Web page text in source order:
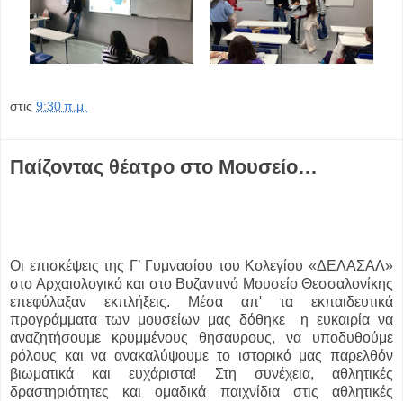
στις 9:30 π.μ.
Παίζοντας θέατρο στο Μουσείο…
Οι επισκέψεις της Γ’ Γυμνασίου του Κολεγίου «ΔΕΛΑΣΑΛ»
στο Αρχαιολογικό και στο Βυζαντινό Μουσείο Θεσσαλονίκης
επεφύλαξαν εκπλήξεις. Μέσα απ' τα εκπαιδευτικά
προγράμματα των μουσείων μας δόθηκε η ευκαιρία να
αναζητήσουμε κρυμμένους θησαυρους, να υποδυθούμε
ρόλους και να ανακαλύψουμε το ιστορικό μας παρελθόν
βιωματικά και ευχάριστα! Στη συνέχεια, αθλητικές
δραστηριότητες και ομαδικά παιχνίδια στις αθλητικές